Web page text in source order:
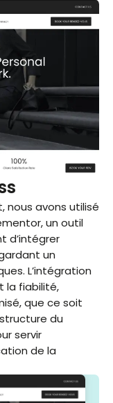
nous avons utilisé
un outil
d’intégrer
un
L’intégration
la fiabilité,
que ce soit
du
servir
de la